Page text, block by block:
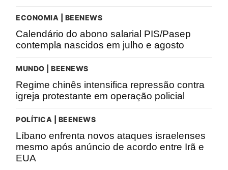
ECONOMIA | BEENEWS
Calendário do abono salarial PIS/Pasep
contempla nascidos em julho e agosto
MUNDO | BEENEWS
Regime chinês intensifica repressão contra
igreja protestante em operação policial
POLÍTICA | BEENEWS
Líbano enfrenta novos ataques israelenses
mesmo após anúncio de acordo entre Irã e
EUA